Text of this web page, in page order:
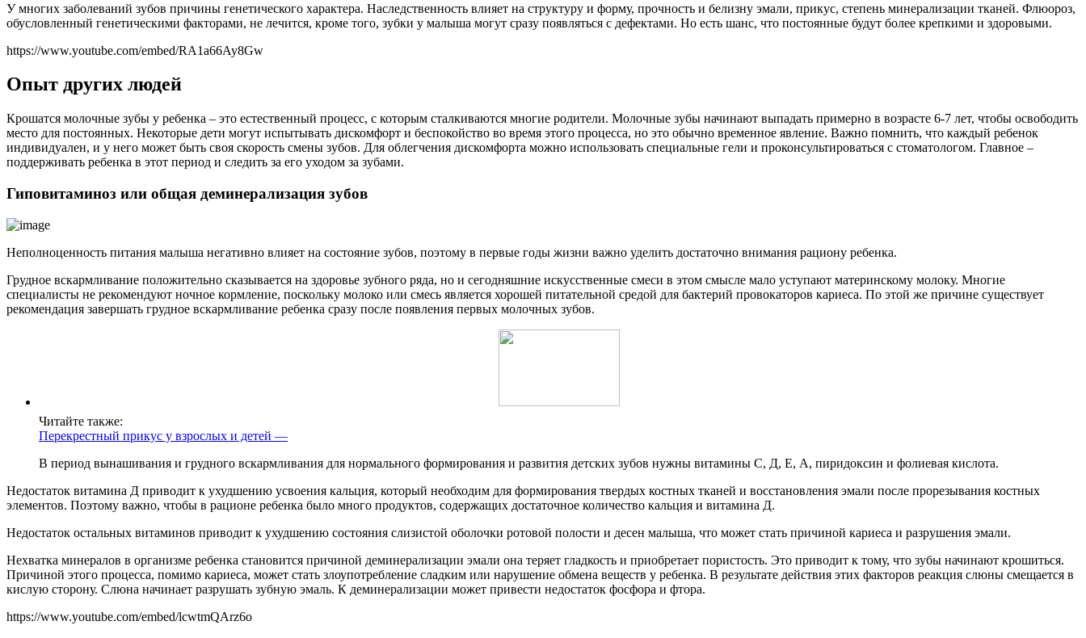
У многих заболеваний зубов причины генетического характера. Наследственность влияет на структуру и форму, прочность и белизну эмали, прикус, степень минерализации тканей. Флюороз,
обусловленный генетическими факторами, не лечится, кроме того, зубки у малыша могут сразу появляться с дефектами. Но есть шанс, что постоянные будут более крепкими и здоровыми.
https://www.youtube.com/embed/RA1a66Ay8Gw
Опыт других людей
Крошатся молочные зубы у ребенка – это естественный процесс, с которым сталкиваются многие родители. Молочные зубы начинают выпадать примерно в возрасте 6-7 лет, чтобы освободить
место для постоянных. Некоторые дети могут испытывать дискомфорт и беспокойство во время этого процесса, но это обычно временное явление. Важно помнить, что каждый ребенок
индивидуален, и у него может быть своя скорость смены зубов. Для облегчения дискомфорта можно использовать специальные гели и проконсультироваться с стоматологом. Главное –
поддерживать ребенка в этот период и следить за его уходом за зубами.
Гиповитаминоз или общая деминерализация зубов
Неполноценность питания малыша негативно влияет на состояние зубов, поэтому в первые годы жизни важно уделить достаточно внимания рациону ребенка.
Грудное вскармливание положительно сказывается на здоровье зубного ряда, но и сегодняшние искусственные смеси в этом смысле мало уступают материнскому молоку. Многие
специалисты не рекомендуют ночное кормление, поскольку молоко или смесь является хорошей питательной средой для бактерий провокаторов кариеса. По этой же причине существует
рекомендация завершать грудное вскармливание ребенка сразу после появления первых молочных зубов.
Читайте также:
Перекрестный прикус у взрослых и детей —
В период вынашивания и грудного вскармливания для нормального формирования и развития детских зубов нужны витамины С, Д, Е, А, пиридоксин и фолиевая кислота.
Недостаток витамина Д приводит к ухудшению усвоения кальция, который необходим для формирования твердых костных тканей и восстановления эмали после прорезывания костных
элементов. Поэтому важно, чтобы в рационе ребенка было много продуктов, содержащих достаточное количество кальция и витамина Д.
Недостаток остальных витаминов приводит к ухудшению состояния слизистой оболочки ротовой полости и десен малыша, что может стать причиной кариеса и разрушения эмали.
Нехватка минералов в организме ребенка становится причиной деминерализации эмали она теряет гладкость и приобретает пористость. Это приводит к тому, что зубы начинают крошиться.
Причиной этого процесса, помимо кариеса, может стать злоупотребление сладким или нарушение обмена веществ у ребенка. В результате действия этих факторов реакция слюны смещается в
кислую сторону. Слюна начинает разрушать зубную эмаль. К деминерализации может привести недостаток фосфора и фтора.
https://www.youtube.com/embed/lcwtmQArz6o